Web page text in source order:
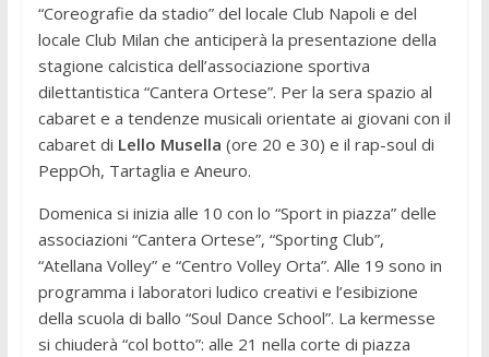
“Coreografie da stadio” del locale Club Napoli e del
locale Club Milan che anticiperà la presentazione della
stagione calcistica dell’associazione sportiva
dilettantistica “Cantera Ortese”. Per la sera spazio al
cabaret e a tendenze musicali orientate ai giovani con il
cabaret di Lello Musella (ore 20 e 30) e il rap-soul di
PeppOh, Tartaglia e Aneuro.
Domenica si inizia alle 10 con lo “Sport in piazza” delle
associazioni “Cantera Ortese”, “Sporting Club”,
“Atellana Volley” e “Centro Volley Orta”. Alle 19 sono in
programma i laboratori ludico creativi e l’esibizione
della scuola di ballo “Soul Dance School”. La kermesse
si chiuderà “col botto”: alle 21 nella corte di piazza